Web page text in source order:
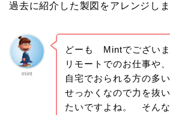
過去に紹介した製図をアレンジしま
mint
どーも Mintでござい
リモートでのお仕事や
自宅でおられる方の多
せっかくなので力を抜
たいですよね。 そん